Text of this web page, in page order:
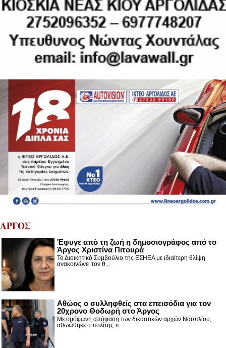
ΑΡΓΟΣ
Έφυγε από τη ζωή η δημοσιογράφος από το
Άργος Χριστίνα Πιτουρά
Το Διοικητικό Συμβούλιο της ΕΣΗΕΑ με ιδιαίτερη θλίψη
ανακοινώνει τον θ...
Αθώος ο συλληφθείς στα επεισόδια για τον
20χρονο Θοδωρή στο Άργος
Με ομόφωνη απόφαση των δικαστικών αρχών Ναυπλίου,
αθωώθηκε ο πολίτης π...